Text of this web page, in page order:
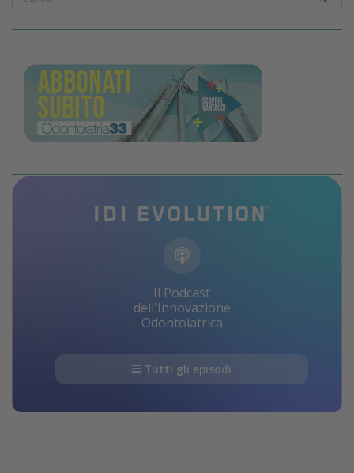
Il Podcast
dell'Innovazione
Odontoiatrica
Tutti gli episodi